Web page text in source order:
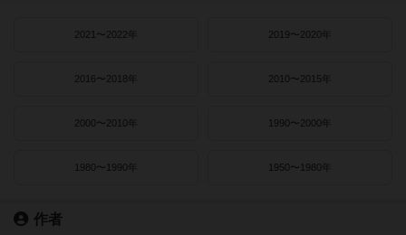
2021〜2022年 2019〜2020年
2016〜2018年 2010〜2015年
2000〜2010年 1990〜2000年
1980〜1990年 1950〜1980年
作者